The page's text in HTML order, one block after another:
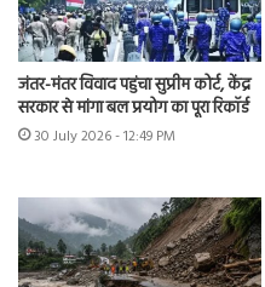
जंतर-मंतर विवाद पहुंचा सुप्रीम कोर्ट, केंद्र
सरकार से मांगा बल प्रयोग का पूरा रिकॉर्ड
30 July 2026 - 12:49 PM